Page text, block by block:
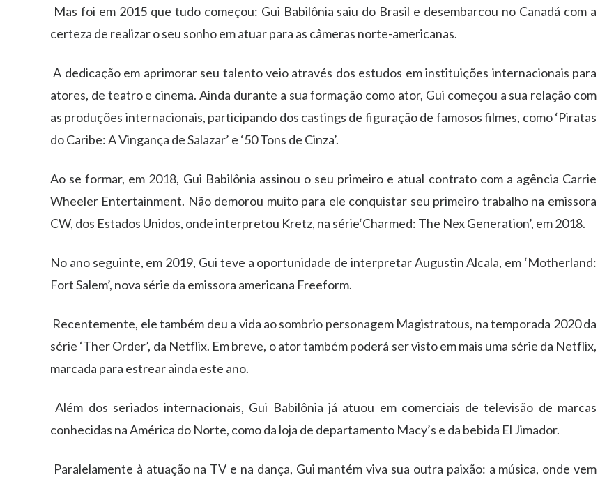
Mas foi em 2015 que tudo começou: Gui Babilônia saiu do Brasil e desembarcou no Canadá com a
certeza de realizar o seu sonho em atuar para as câmeras norte-americanas.
A dedicação em aprimorar seu talento veio através dos estudos em instituições internacionais para
atores, de teatro e cinema. Ainda durante a sua formação como ator, Gui começou a sua relação com
as produções internacionais, participando dos castings de figuração de famosos filmes, como‘Piratas
do Caribe: A Vingança de Salazar’ e ‘50 Tons de Cinza’.
Ao se formar, em 2018, Gui Babilônia assinou o seu primeiro e atual contrato com a agência Carrie
Wheeler Entertainment. Não demorou muito para ele conquistar seu primeiro trabalho na emissora
CW, dos Estados Unidos, onde interpretou Kretz, na série‘Charmed: The Nex Generation’, em 2018.
No ano seguinte, em 2019, Gui teve a oportunidade de interpretar Augustin Alcala, em ‘Motherland:
Fort Salem’, nova série da emissora americana Freeform.
Recentemente, ele também deu a vida ao sombrio personagem Magistratous, na temporada 2020 da
série ‘Ther Order’, da Netflix. Em breve, o ator também poderá ser visto em mais uma série da Netflix,
marcada para estrear ainda este ano.
Além dos seriados internacionais, Gui Babilônia já atuou em comerciais de televisão de marcas
conhecidas na América do Norte, como da loja de departamento Macy’s e da bebida El Jimador.
Paralelamente à atuação na TV e na dança, Gui mantém viva sua outra paixão: a música, onde vem